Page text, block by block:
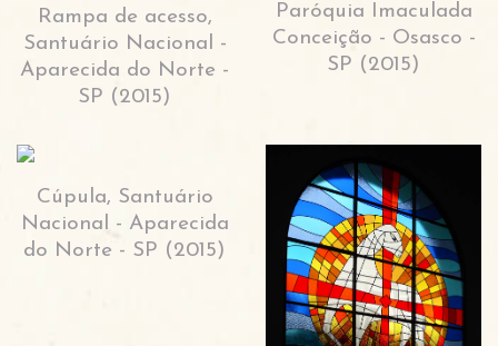
Rampa de acesso,
Santuário Nacional -
Aparecida do Norte -
SP (2015)
Paróquia Imaculada
Conceição - Osasco -
SP (2015)
Cúpula, Santuário
Nacional - Aparecida
do Norte - SP (2015)